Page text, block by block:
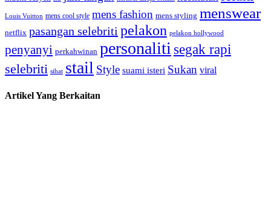
Louis Vuitton mens cool style mens fashion mens styling menswear
netflix pasangan selebriti pelakon pelakon hollywood
penyanyi perkahwinan personaliti segak rapi
selebriti sihat stail Style suami isteri Sukan viral
Artikel Yang Berkaitan